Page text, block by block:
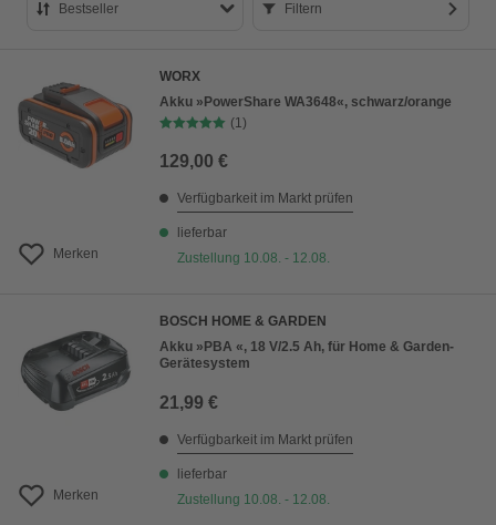
Bestseller
Preis aufsteigend
Preis absteigend
Bewertung
Filtern
Merken
WORX
Akku »PowerShare WA3648«, schwarz/orange
(1)
129,00 €
Verfügbarkeit im Markt prüfen
lieferbar
Zustellung 10.08. - 12.08.
Merken
BOSCH HOME & GARDEN
Akku »PBA «, 18 V/2.5 Ah, für Home & Garden-
Gerätesystem
21,99 €
Verfügbarkeit im Markt prüfen
lieferbar
Zustellung 10.08. - 12.08.